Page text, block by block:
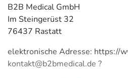
B2B Medical GmbH
Im Steingerüst 32
76437 Rastatt
elektronische Adresse: https://
kontakt@b2bmedical.de ?